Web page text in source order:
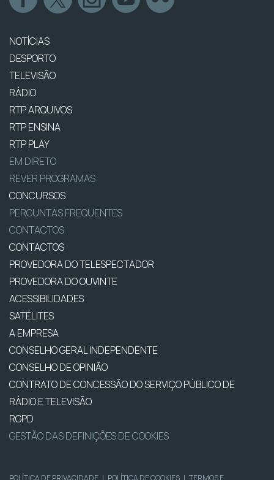
NOTÍCIAS
DESPORTO
TELEVISÃO
RÁDIO
RTP ARQUIVOS
RTP ENSINA
RTP PLAY
EM DIRETO
REVER PROGRAMAS
CONCURSOS
PERGUNTAS FREQUENTES
CONTACTOS
CONTACTOS
PROVEDORA DO TELESPECTADOR
PROVEDORA DO OUVINTE
ACESSIBILIDADES
SATÉLITES
A EMPRESA
CONSELHO GERAL INDEPENDENTE
CONSELHO DE OPINIÃO
CONTRATO DE CONCESSÃO DO SERVIÇO PÚBLICO DE
RÁDIO E TELEVISÃO
RGPD
GESTÃO DAS DEFINIÇÕES DE COOKIES